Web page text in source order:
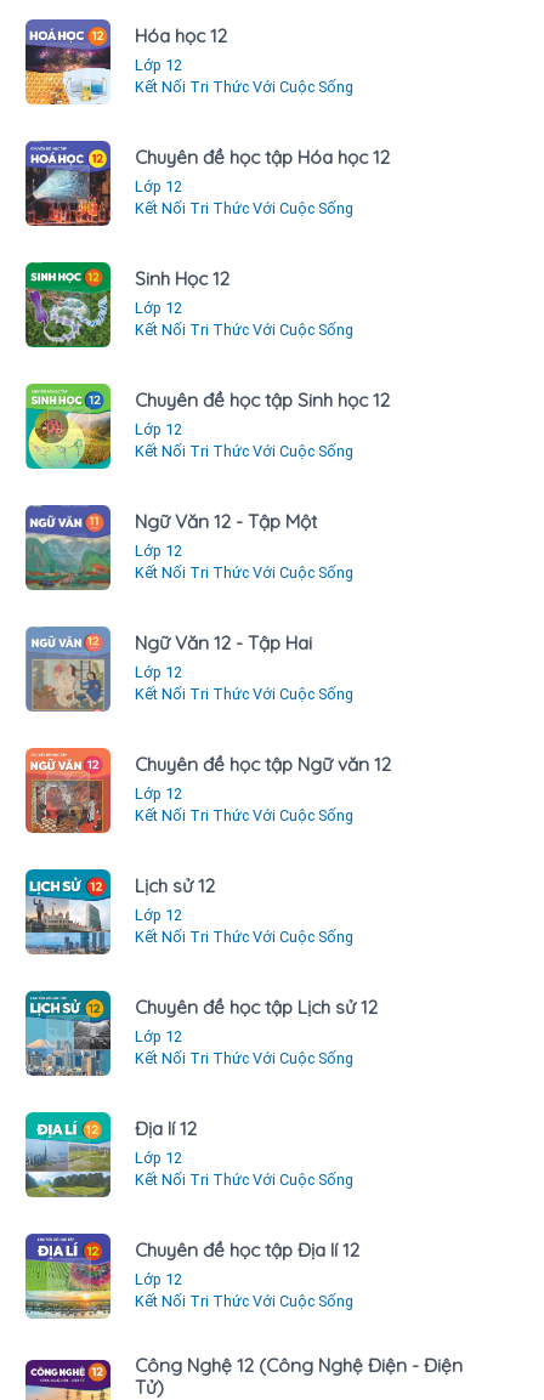
Hóa học 12
Lớp 12
Kết Nối Tri Thức Với Cuộc Sống
Chuyên đề học tập Hóa học 12
Lớp 12
Kết Nối Tri Thức Với Cuộc Sống
Sinh Học 12
Lớp 12
Kết Nối Tri Thức Với Cuộc Sống
Chuyên đề học tập Sinh học 12
Lớp 12
Kết Nối Tri Thức Với Cuộc Sống
Ngữ Văn 12 - Tập Một
Lớp 12
Kết Nối Tri Thức Với Cuộc Sống
Ngữ Văn 12 - Tập Hai
Lớp 12
Kết Nối Tri Thức Với Cuộc Sống
Chuyên đề học tập Ngữ văn 12
Lớp 12
Kết Nối Tri Thức Với Cuộc Sống
Lịch sử 12
Lớp 12
Kết Nối Tri Thức Với Cuộc Sống
Chuyên đề học tập Lịch sử 12
Lớp 12
Kết Nối Tri Thức Với Cuộc Sống
Địa lí 12
Lớp 12
Kết Nối Tri Thức Với Cuộc Sống
Chuyên đề học tập Địa lí 12
Lớp 12
Kết Nối Tri Thức Với Cuộc Sống
Công Nghệ 12 (Công Nghệ Điện - Điện
Tử)